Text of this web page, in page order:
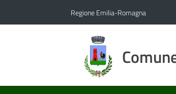
Regione Emilia-Romagna